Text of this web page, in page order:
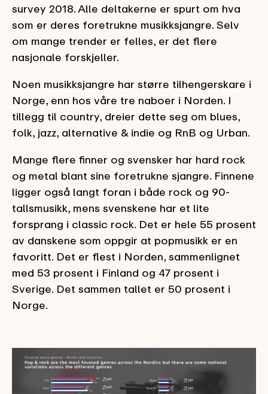
survey 2018. Alle deltakerne er spurt om hva
som er deres foretrukne musikksjangre. Selv
om mange trender er felles, er det flere
nasjonale forskjeller.
Noen musikksjangre har større tilhengerskare i
Norge, enn hos våre tre naboer i Norden. I
tillegg til country, dreier dette seg om blues,
folk, jazz, alternative & indie og RnB og Urban.
Mange flere finner og svensker har hard rock
og metal blant sine foretrukne sjangre. Finnene
ligger også langt foran i både rock og 90-
tallsmusikk, mens svenskene har et lite
forsprang i classic rock. Det er hele 55 prosent
av danskene som oppgir at popmusikk er en
favoritt. Det er flest i Norden, sammenlignet
med 53 prosent i Finland og 47 prosent i
Sverige. Det sammen tallet er 50 prosent i
Norge.